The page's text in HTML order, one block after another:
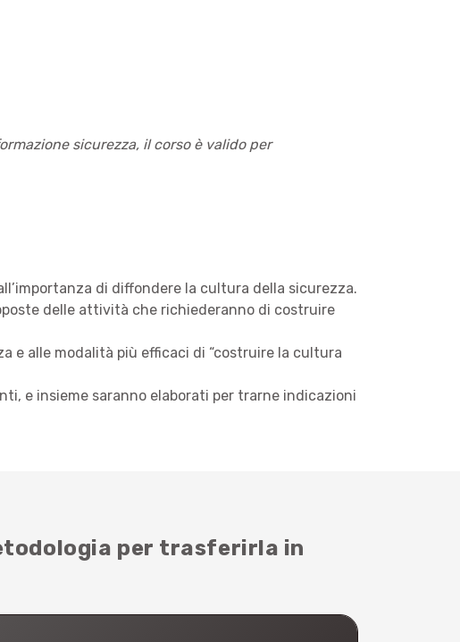
sicurezza, il corso è valido per
di diffondere la cultura della sicurezza.
delle attività che richiederanno di costruire
e alle modalità più efficaci di “costruire la cultura
e insieme saranno elaborati per trarne indicazioni
per trasferirla in